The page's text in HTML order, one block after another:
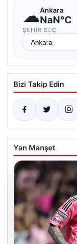
☁Ankara
NaN°C
ŞEHIR SEÇ
Bizi Takip Edin
Yan Manşet